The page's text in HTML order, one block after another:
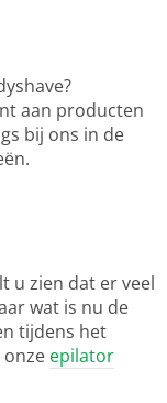
aan producten
bij ons in de
u zien dat er veel
wat is nu de
tijdens het
onze epilator